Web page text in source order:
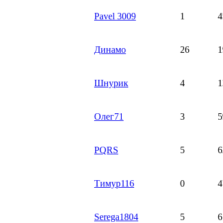
Pavel 3009 1
Динамо 26
Шнурик 4
Олег71 3
PQRS 5
Тимур116 0
Serega1804 5